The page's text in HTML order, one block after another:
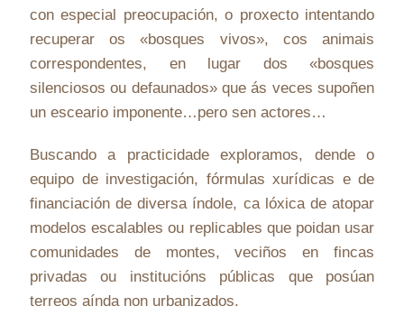
con especial preocupación, o proxecto intentando
recuperar os «bosques vivos», cos animais
correspondentes, en lugar dos «bosques
silenciosos ou defaunados» que ás veces supoñen
un esceario imponente…pero sen actores…
Buscando a practicidade exploramos, dende o
equipo de investigación, fórmulas xurídicas e de
financiación de diversa índole, ca lóxica de atopar
modelos escalables ou replicables que poidan usar
comunidades de montes, veciños en fincas
privadas ou institucións públicas que posúan
terreos aínda non urbanizados.